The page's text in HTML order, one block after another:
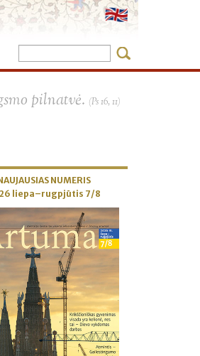
pilnatvė. (Ps 16, 11)
NUMERIS
liepa–rugpjūtis 7/8